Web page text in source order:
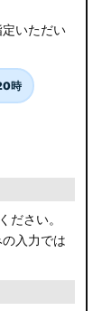
定いただい
時
ださい。
入力では